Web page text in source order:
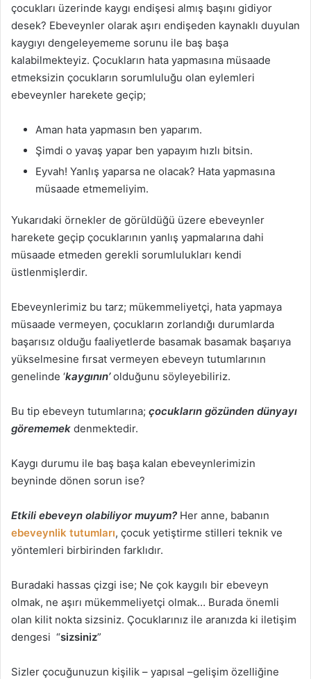
çocukları üzerinde kaygı endişesi almış başını gidiyor
desek? Ebeveynler olarak aşırı endişeden kaynaklı duyulan
kaygıyı dengeleyememe sorunu ile baş başa
kalabilmekteyiz. Çocukların hata yapmasına müsaade
etmeksizin çocukların sorumluluğu olan eylemleri
ebeveynler harekete geçip;
Aman hata yapmasın ben yaparım.
Şimdi o yavaş yapar ben yapayım hızlı bitsin.
Eyvah! Yanlış yaparsa ne olacak? Hata yapmasına
müsaade etmemeliyim.
Yukarıdaki örnekler de görüldüğü üzere ebeveynler
harekete geçip çocuklarının yanlış yapmalarına dahi
müsaade etmeden gerekli sorumlulukları kendi
üstlenmişlerdir.
Ebeveynlerimiz bu tarz; mükemmeliyetçi, hata yapmaya
müsaade vermeyen, çocukların zorlandığı durumlarda
başarısız olduğu faaliyetlerde basamak basamak başarıya
yükselmesine fırsat vermeyen ebeveyn tutumlarının
genelinde ‘kaygının’olduğunu söyleyebiliriz.
Bu tip ebeveyn tutumlarına; çocukların gözünden dünyayı
görememek denmektedir.
Kaygı durumu ile baş başa kalan ebeveynlerimizin
beyninde dönen sorun ise?
Etkili ebeveyn olabiliyor muyum? Her anne, babanın
ebeveynlik tutumları, çocuk yetiştirme stilleri teknik ve
yöntemleri birbirinden farklıdır.
Buradaki hassas çizgi ise; Ne çok kaygılı bir ebeveyn
olmak, ne aşırı mükemmeliyetçi olmak… Burada önemli
olan kilit nokta sizsiniz. Çocuklarınız ile aranızda ki iletişim
dengesi “sizsiniz”
Sizler çocuğunuzun kişilik – yapısal –gelişim özelliğine